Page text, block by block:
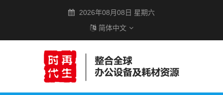
2026年08月08日 星期六
简体中文